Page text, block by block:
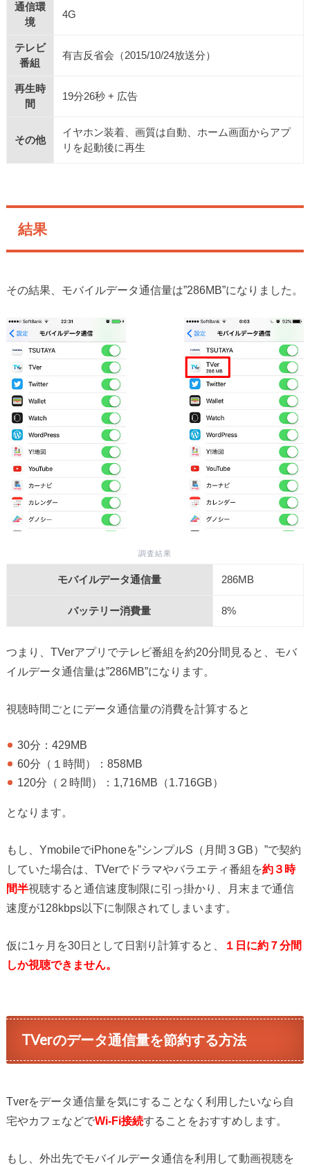
通信環
境
4G
テレビ
番組
有吉反省会（2015/10/24放送分）
再生時
間
19分26秒 + 広告
その他
イヤホン装着、画質は自動、ホーム画面からアプ
リを起動後に再生
結果
その結果、モバイルデータ通信量は”286MB”になりました。
調査結果
モバイルデータ通信量 286MB
バッテリー消費量 8%
つまり、TVerアプリでテレビ番組を約20分間見ると、モバ
イルデータ通信量は”286MB”になります。
視聴時間ごとにデータ通信量の消費を計算すると
30分：429MB
60分（１時間）：858MB
120分（２時間）：1,716MB（1.716GB）
となります。
もし、YmobileでiPhoneを”シンプルS（月間３GB）”で契約
していた場合は、TVerでドラマやバラエティ番組を約３時
間半視聴すると通信速度制限に引っ掛かり、月末まで通信
速度が128kbps以下に制限されてしまいます。
仮に1ヶ月を30日として日割り計算すると、
１日に約７分間
しか視聴できません。
TVerのデータ通信量を節約する方法
Tverをデータ通信量を気にすることなく利用したいなら自
宅やカフェなどでWi-Fi接続することをおすすめします。
もし、外出先でモバイルデータ通信を利用して動画視聴を